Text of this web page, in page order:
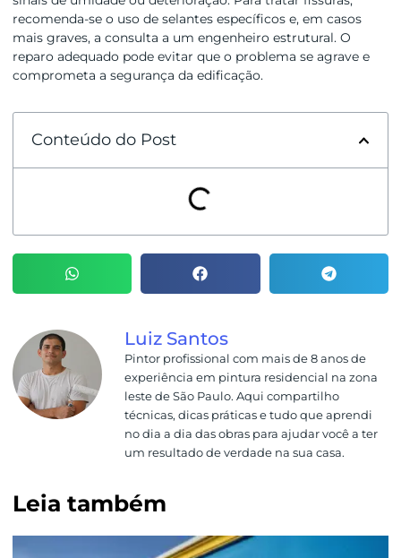
recomenda-se o uso de selantes específicos e, em casos
mais graves, a consulta a um engenheiro estrutural. O
reparo adequado pode evitar que o problema se agrave e
comprometa a segurança da edificação.
Conteúdo do Post
Luiz Santos
Pintor profissional com mais de 8 anos de
experiência em pintura residencial na zona
leste de São Paulo. Aqui compartilho
técnicas, dicas práticas e tudo que aprendi
no dia a dia das obras para ajudar você a ter
um resultado de verdade na sua casa.
Leia também